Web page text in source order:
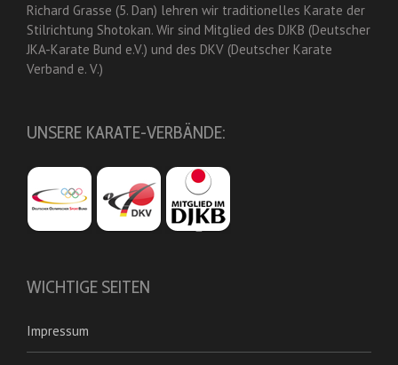
Richard Grasse (5. Dan) lehren wir traditionelles Karate der
Stilrichtung Shotokan. Wir sind Mitglied des DJKB (Deutscher
JKA-Karate Bund e.V.) und des DKV (Deutscher Karate
Verband e. V.)
UNSERE KARATE-VERBÄNDE:
WICHTIGE SEITEN
Impressum